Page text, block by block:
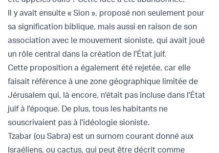
Il y avait ensuite « Sion », proposé non seulement pour
sa signification biblique, mais aussi en raison de son
association avec le mouvement sioniste, qui avait joué
un rôle central dans la création de l'État juif.
Cette proposition a également été rejetée, car elle
faisait référence à une zone géographique limitée de
Jérusalem qui, là encore, n'était pas incluse dans l'État
juif à l'époque. De plus, tous les habitants ne
souscrivaient pas à l'idéologie sioniste.
Tzabar (ou Sabra) est un surnom courant donné aux
Israéliens, ou cactus, qui peut être décrit comme